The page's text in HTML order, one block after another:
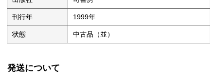
刊行年 1999年
状態 中古品（並）
発送について